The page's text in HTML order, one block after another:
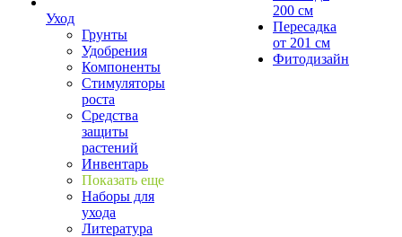
Уход
Грунты
Удобрения
Компоненты
Стимуляторы
роста
Средства
защиты
растений
Инвентарь
Показать еще
Наборы для
ухода
Литература
200 см
Пересадка
от 201 см
Фитодизайн